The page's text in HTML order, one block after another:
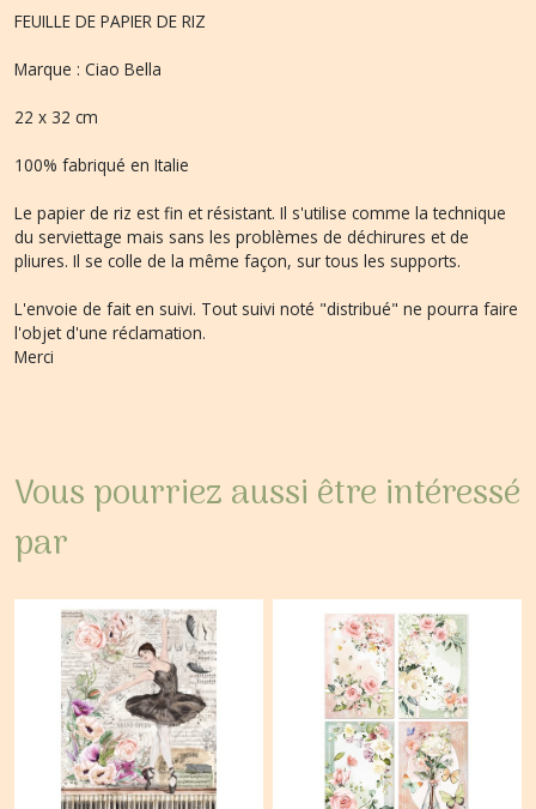
FEUILLE DE PAPIER DE RIZ
Marque : Ciao Bella
22 x 32 cm
100% fabriqué en Italie
Le papier de riz est fin et résistant. Il s'utilise comme la technique
du serviettage mais sans les problèmes de déchirures et de
pliures. Il se colle de la même façon, sur tous les supports.
L'envoie de fait en suivi. Tout suivi noté "distribué" ne pourra faire
l'objet d'une réclamation.
Merci
Vous pourriez aussi être intéressé
par